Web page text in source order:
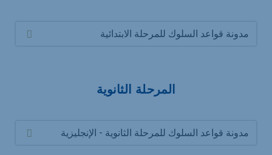
مدونة قواعد السلوك للمرحلة الابتدائية
المرحلة الثانوية
مدونة قواعد السلوك للمرحلة الثانوية - الإنجليزية